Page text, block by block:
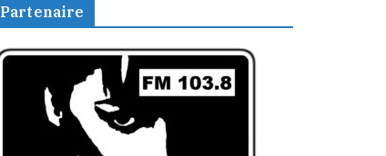
Partenaire